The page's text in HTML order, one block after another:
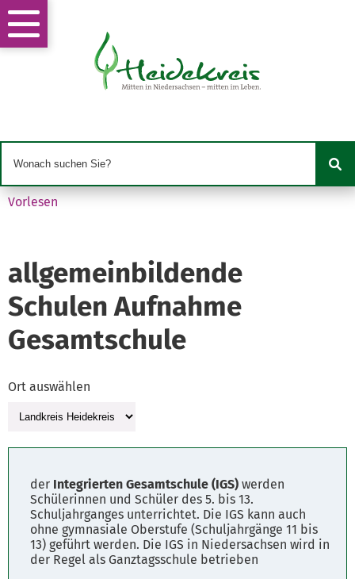
Vorlesen
allgemeinbildende
Schulen Aufnahme
Gesamtschule
der Integrierten Gesamtschule (IGS) werden
Schülerinnen und Schüler des 5. bis 13.
Schuljahrganges unterrichtet. Die IGS kann auch
ohne gymnasiale Oberstufe (Schuljahrgänge 11 bis
13) geführt werden. Die IGS in Niedersachsen wird in
der Regel als Ganztagsschule betrieben
Ort auswählen